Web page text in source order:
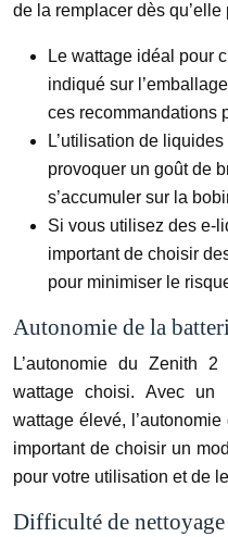
de la remplacer dès
Le wattage idéal pour
indiqué sur
ces recommandations
L’utilisation de
provoquer un goût de
s’accumuler sur la
Si vous utilisez des e-
important de choisir
pour minimiser le
Autonomie de la
L’autonomie du Zenith
wattage choisi. Avec
wattage élevé,
important de choisir un
pour votre utilisation et de
Difficulté de nettoyage